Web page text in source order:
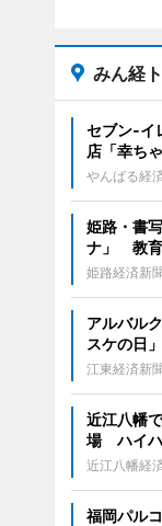
みん経
セブン‐イ
店「幸ち
やんばる経
姫路・書
ナ」 教育
姫路経済新
アルバル
スケの日
江東経済新
近江八幡
場 ハイハ
近江八幡経
福岡パル